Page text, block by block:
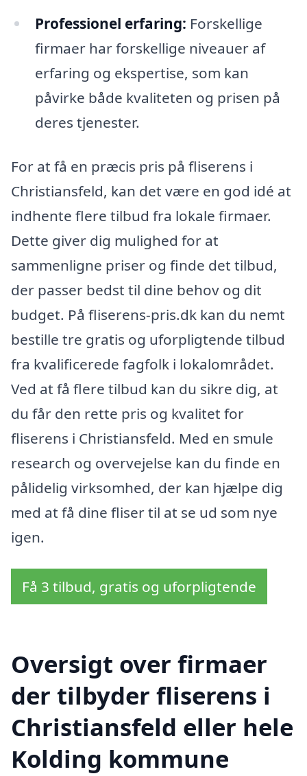
Professionel erfaring: Forskellige
firmaer har forskellige niveauer af
erfaring og ekspertise, som kan
påvirke både kvaliteten og prisen på
deres tjenester.
For at få en præcis pris på fliserens i
Christiansfeld, kan det være en god idé at
indhente flere tilbud fra lokale firmaer.
Dette giver dig mulighed for at
sammenligne priser og finde det tilbud,
der passer bedst til dine behov og dit
budget. På fliserens-pris.dk kan du nemt
bestille tre gratis og uforpligtende tilbud
fra kvalificerede fagfolk i lokalområdet.
Ved at få flere tilbud kan du sikre dig, at
du får den rette pris og kvalitet for
fliserens i Christiansfeld. Med en smule
research og overvejelse kan du finde en
pålidelig virksomhed, der kan hjælpe dig
med at få dine fliser til at se ud som nye
igen.
Få 3 tilbud, gratis og uforpligtende
Oversigt over firmaer
der tilbyder fliserens i
Christiansfeld eller hele
Kolding kommune